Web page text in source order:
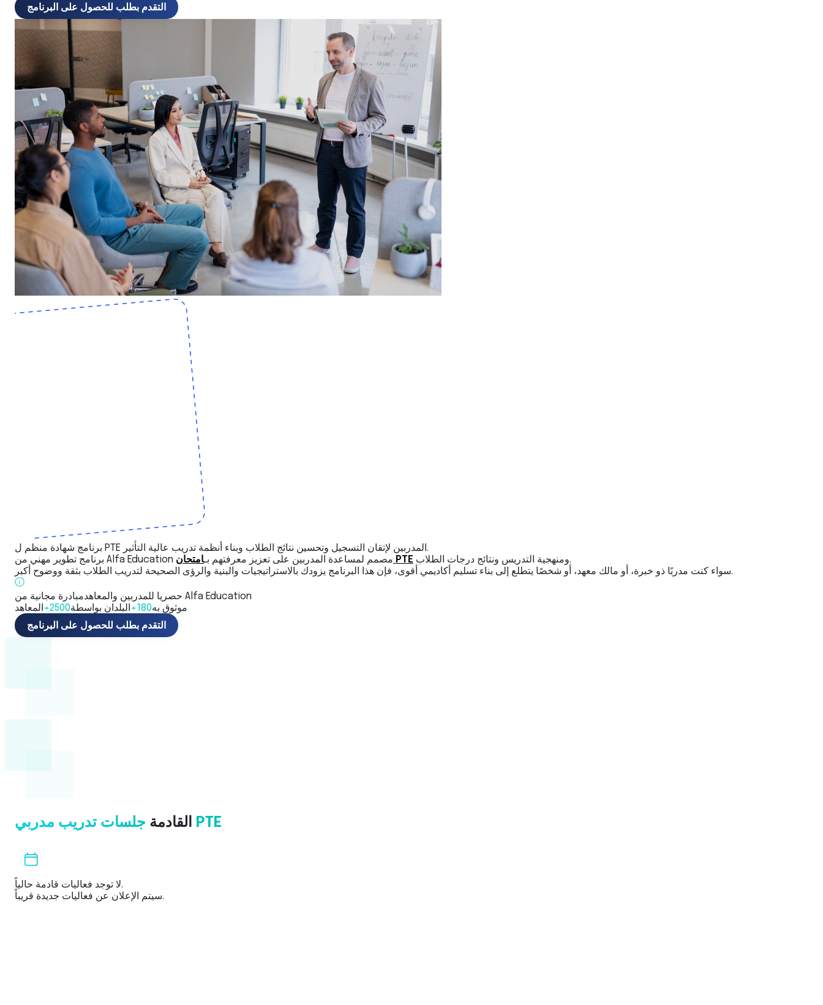
التقدم بطلب للحصول على البرنامج
برنامج شهادة منظم ل PTE المدربين لإتقان التسجيل وتحسين نتائج الطلاب وبناء أنظمة تدريب عالية التأثير.
برنامج تطوير مهني من Alfa Education مصمم لمساعدة المدربين على تعزيز معرفتهم بـ امتحان PTE
ومنهجية التدريس ونتائج درجات الطلاب.
سواء كنت مدربًا ذو خبرة، أو مالك معهد، أو شخصًا يتطلع إلى بناء تسليم أكاديمي أقوى، فإن هذا البرنامج يزودك بالاستراتيجيات والبنية والرؤى الصحيحة لتدريب الطلاب بثقة ووضوح أكبر.
حصريا للمدربين والمعاهد مبادرة مجانية من Alfa Education
موثوق به180+ البلدان بواسطة2500+ المعاهد
التقدم بطلب للحصول على البرنامج
القادمة جلسات تدريب مدربي PTE
لا توجد فعاليات قادمة حالياً.
سيتم الإعلان عن فعاليات جديدة قريباً.